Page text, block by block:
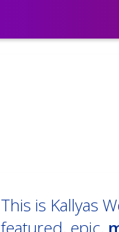
This is Kallyas